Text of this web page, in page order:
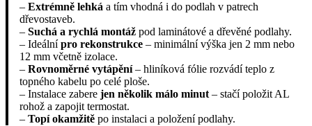
– Extrémně lehká a tím vhodná i do podlah v patrech
dřevostaveb.
– Suchá a rychlá montáž pod laminátové a dřevěné podlahy.
– Ideálnípro rekonstrukce – minimální výška jen 2 mm nebo
12 mm včetně izolace.
– Rovnoměrné vytápění– hliníková fólie rozvádí teplo z
topného kabelu po celé ploše.
– Instalace zabere jen několik málo minut– stačí položit AL
rohož a zapojit termostat.
– Topí okamžitě po instalaci a položení podlahy.